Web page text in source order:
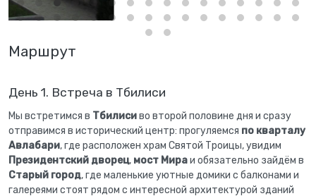
Маршрут
День 1. Встреча в Тбилиси
Мы встретимся в Тбилисиво второй половине дня и сразу
отправимся в исторический центр: прогуляемся по кварталу
Авлабари, где расположен храм Святой Троицы, увидим
Президентский дворец, мост Мираи обязательно зайдём в
Старый город, где маленькие уютные домики с балконами и
галереями стоят рядом с интересной архитектурой зданий